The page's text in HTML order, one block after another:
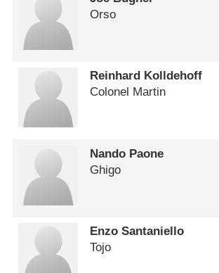
Orso
Reinhard Kolldehoff
Colonel Martin
Nando Paone
Ghigo
Enzo Santaniello
Tojo